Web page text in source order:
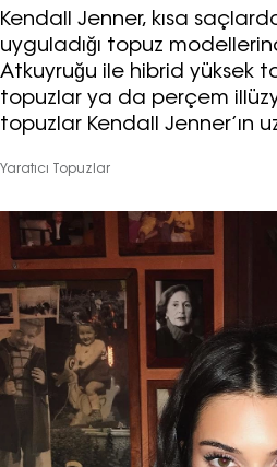
elektronik ileti
yoluyla tarafıma
ve bu kapsamda/
soyad ve e-posta
işlenmesine açık rıza
Kendall Jenner, kısa
uyguladığı topuz
Atkuyruğu ile hibrid yüksek
topuzlar ya da perçem
topuzlar Kendall Jenner’ın
Yaratıcı Topuzlar